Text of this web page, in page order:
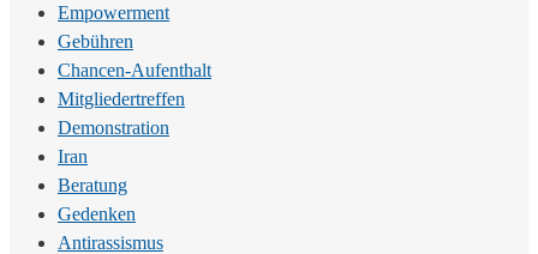
Empowerment
Gebühren
Chancen-Aufenthalt
Mitgliedertreffen
Demonstration
Iran
Beratung
Gedenken
Antirassismus